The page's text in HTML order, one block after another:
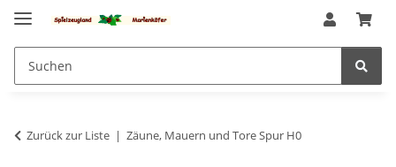
Zurück zur Liste Zäune, Mauern und Tore Spur H0